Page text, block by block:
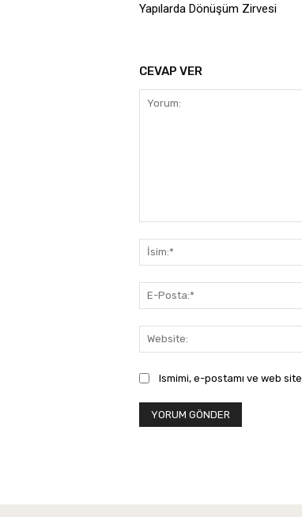
Yapılarda Dönüşüm Zirvesi
CEVAP VER
Ismimi, e-postamı ve web